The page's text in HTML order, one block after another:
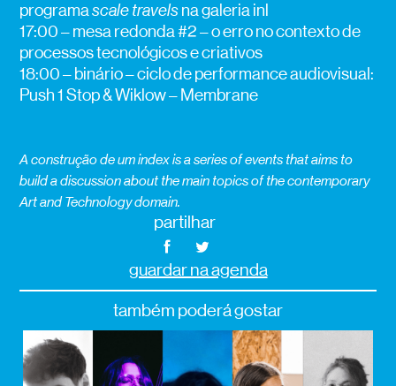
programascale travelsna galeria inl
17:00 – mesa redonda #2 – o erro no contexto de
processos tecnológicos e criativos
18:00 – binário – ciclo de performance audiovisual:
Push 1 Stop & Wiklow – Membrane
A construção de um index is a series of events that aims to
build a discussion about the main topics of the contemporary
Art and Technology domain.
partilhar
guardar na agenda
também poderá gostar